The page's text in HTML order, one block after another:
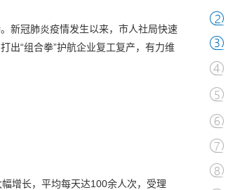
新冠肺炎疫情发生以来，市人社局快速
出“组合拳”护航企业复工复产，有力维
增长，平均每天达100余人次，受理